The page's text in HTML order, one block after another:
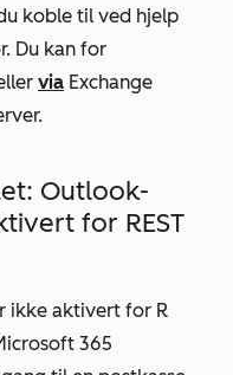
koble til ved hjelp
Du kan for
via Exchange
Outlook-
for REST
ikke aktivert for R
365